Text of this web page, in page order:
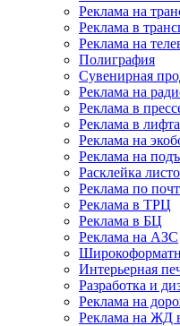
Реклама на
Реклама в
Реклама на
Полиграфия
Сувенирная
Реклама на
Реклама в
Реклама в
Реклама на
Реклама на
Расклейка
Реклама по
Реклама в ТРЦ
Реклама в БЦ
Реклама на АЗС
Интерьерная
Разработка и
Реклама на
Реклама на ЖД